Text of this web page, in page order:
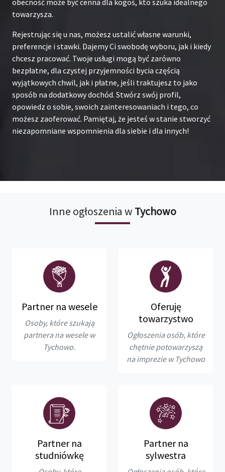
towarzysza.
Rejestrując się u nas, możesz ustalić własne warunki,
preferencje i stawki. Dajemy Ci swobodę wyboru, jak i kiedy
chcesz pracować. Twoje usługi mogą być zarówno
bezpłatne, dla czystej przyjemności bycia częścią
wyjątkowych chwil, jak i płatne, jeśli traktujesz to jako
sposób na dodatkowy dochód. Stwórz swój profil,
opowiedz o sobie, swoich zainteresowaniach i tego, co
możesz zaoferować. Pamiętaj, że jesteś w stanie stworzyć
niezapomniane wspomnienia dla siebie i dla innych!
Inne ogłoszenia w Tychowo
Partner na wesele
Osoby, które szukają
partnera na wesele w
Tychowo.
Oferuję
towarzystwo
Ogłoszenia osób, które
chętnie potowarzyszą
na imprezie w Tychowo
Partner na
studniówkę
Partner na
sylwestra